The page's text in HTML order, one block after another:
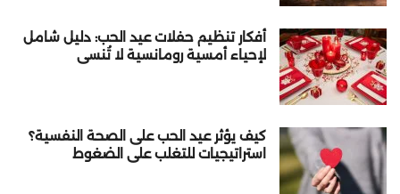
أفكار تنظيم حفلات عيد الحب: دليل شامل
لإحياء أمسية رومانسية لا تُنسى
كيف يؤثر عيد الحب على الصحة النفسية؟
استراتيجيات للتغلب على الضغوط